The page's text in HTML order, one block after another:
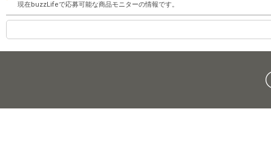
現在buzzLifeで応募可能な商品モニターの情報です。